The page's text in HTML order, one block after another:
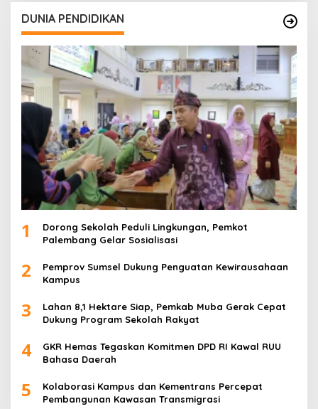
DUNIA PENDIDIKAN
1
Dorong Sekolah Peduli Lingkungan, Pemkot
Palembang Gelar Sosialisasi
2
Pemprov Sumsel Dukung Penguatan Kewirausahaan
Kampus
3
Lahan 8,1 Hektare Siap, Pemkab Muba Gerak Cepat
Dukung Program Sekolah Rakyat
4
GKR Hemas Tegaskan Komitmen DPD RI Kawal RUU
Bahasa Daerah
5
Kolaborasi Kampus dan Kementrans Percepat
Pembangunan Kawasan Transmigrasi